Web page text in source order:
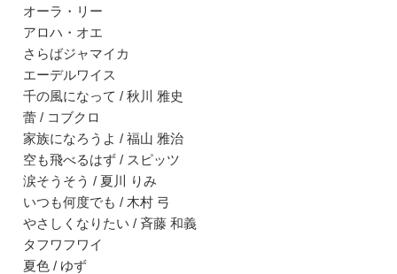
オーラ・リー
アロハ・オエ
さらばジャマイカ
エーデルワイス
千の風になって / 秋川 雅史
蕾 / コブクロ
家族になろうよ / 福山 雅治
空も飛べるはず / スピッツ
涙そうそう / 夏川 りみ
いつも何度でも / 木村 弓
やさしくなりたい / 斉藤 和義
タフワフワイ
夏色 / ゆず